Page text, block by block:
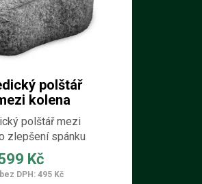
polštář
kolena
polštář mezi
zlepšení spánku
Ortopedický
mezi kolena je
Kč
DPH: 495 Kč